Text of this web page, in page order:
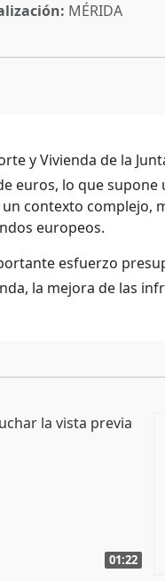
MÉRIDA
y Vivienda de la
euros, lo que
contexto complejo,
europeos.
esfuerzo
la mejora de las
01:22